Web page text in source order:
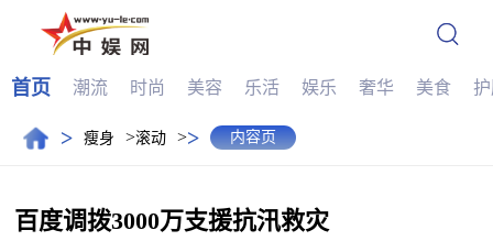
首页 潮流 时尚 美容 乐活 娱乐 奢华 美食
> 瘦身 >滚动 >> 内容页
百度调拨3000万支援抗汛救灾